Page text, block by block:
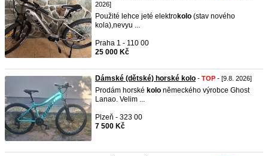
2026]
Použité lehce jeté elektrokolo (stav nového
kola),nevyu ...
Praha 1 - 110 00
25 000 Kč
Dámské (dětské) horské kolo - TOP - [9.8. 2026]
Prodám horské kolo německého výrobce Ghost
Lanao. Velim ...
Plzeň - 323 00
7 500 Kč